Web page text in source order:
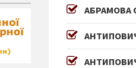
АБРАМОВА